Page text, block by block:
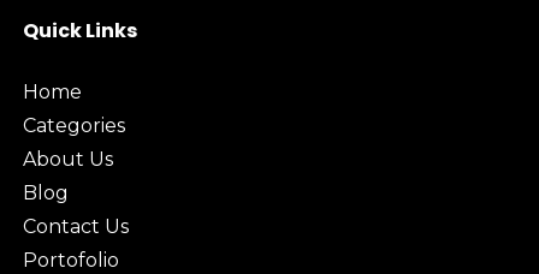
Quick Links
Home
Categories
About Us
Blog
Contact Us
Portofolio